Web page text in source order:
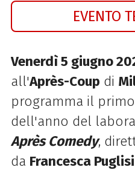
EVENTO
Venerdì 5 giugno
all'Après-Coup di
programma il
dell'anno del
Après Comedy,
da Francesca Puglisi